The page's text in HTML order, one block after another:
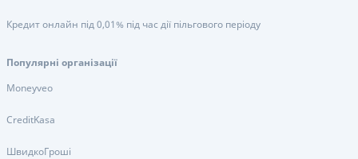
Кредит онлайн під 0,01% під час дії пільгового періоду
Популярні організації
Moneyveo
CreditKasa
ШвидкоГроші